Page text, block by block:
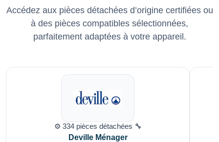
Accédez aux pièces détachées d’origine certifiées ou
à des pièces compatibles sélectionnées,
parfaitement adaptées à votre appareil.
⚙️ 334 pièces détachées 🔧
Deville Ménager